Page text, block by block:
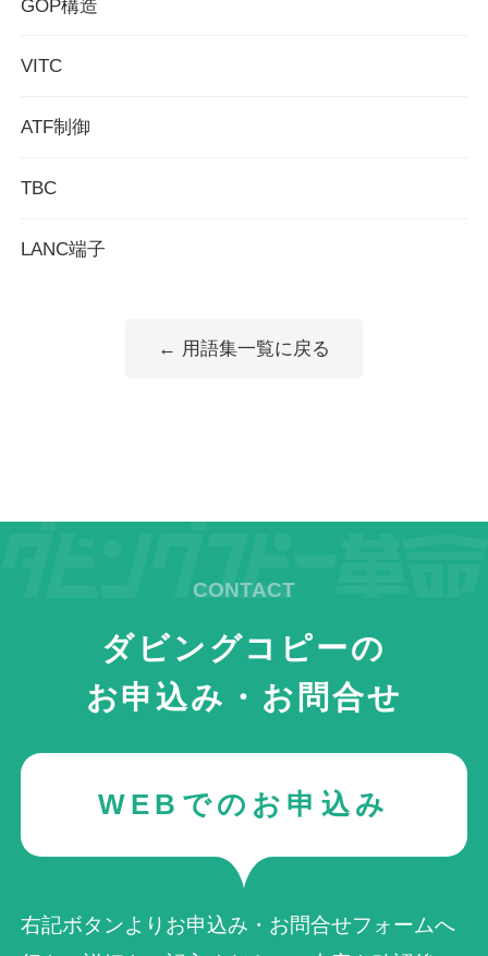
GOP構造
VITC
ATF制御
TBC
LANC端子
← 用語集一覧に戻る
ダビングコピーの
お申込み・お問合せ
WEBでのお申込み
右記ボタンよりお申込み・お問合せフォームへ